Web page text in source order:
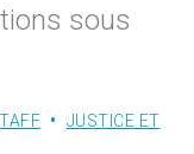
sous
JUSTICE ET